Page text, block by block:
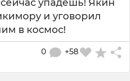
упадёшь! Якин
и уговорил
в космос!
+58
0